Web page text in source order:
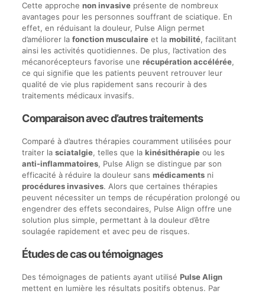
Cette approche non invasiveprésente de nombreux
avantages pour les personnes souffrant de sciatique. En
effet, en réduisant la douleur, Pulse Align permet
d’améliorer la fonction musculaireet la mobilité, facilitant
ainsi les activités quotidiennes. De plus, l’activation des
mécanorécepteurs favorise une récupération accélérée,
ce qui signifie que les patients peuvent retrouver leur
qualité de vie plus rapidement sans recourir à des
traitements médicaux invasifs.
Comparaison avec d’autres traitements
Comparé à d’autres thérapies couramment utilisées pour
traiter la sciatalgie, telles que la kinésithérapieou les
anti-inflammatoires, Pulse Align se distingue par son
efficacité à réduire la douleur sans médicamentsni
procédures invasives. Alors que certaines thérapies
peuvent nécessiter un temps de récupération prolongé ou
engendrer des effets secondaires, Pulse Align offre une
solution plus simple, permettant à la douleur d’être
soulagée rapidement et avec peu de risques.
Études de cas ou témoignages
Des témoignages de patients ayant utilisé Pulse Align
mettent en lumière les résultats positifs obtenus. Par